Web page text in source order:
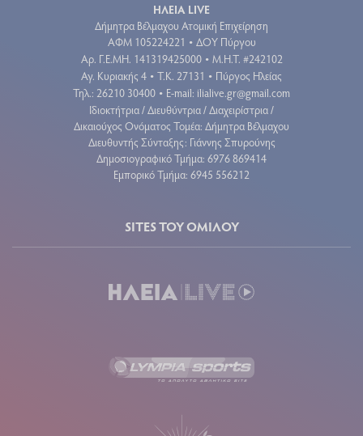
ΗΛΕΙΑ LIVE
Δήμητρα Βέλμαχου Ατομική Επιχείρηση
ΑΦΜ 105224221 • ΔΟΥ Πύργου
Aρ. Γ.Ε.ΜΗ. 141319425000 • Μ.Η.Τ. #242102
Αγ. Κυριακής 4 • Τ.Κ. 27131 • Πύργος Ηλείας
Τηλ.: 26210 30400 • E-mail: ilialive.gr@gmail.com
Ιδιοκτήτρια / Διευθύντρια / Διαχειρίστρια /
Δικαιούχος Ονόματος Τομέα: Δήμητρα Βέλμαχου
Διευθυντής Σύνταξης: Γιάννης Σπυρούνης
Δημοσιογραφικό Τμήμα: 6976 869414
Εμπορικό Τμήμα: 6945 556212
SITES ΤΟΥ ΟΜΙΛΟΥ